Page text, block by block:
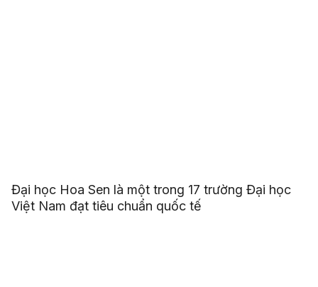
Đại học Hoa Sen là một trong 17 trường Đại học
Việt Nam đạt tiêu chuẩn quốc tế